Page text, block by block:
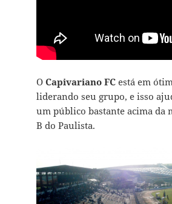
O Capivariano FC está em
liderando seu grupo, e isso
um público bastante acima da
B do Paulista.